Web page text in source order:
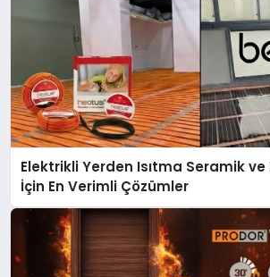
Elektrikli Yerden Isıtma Seramik
İçin En Verimli Çözümler